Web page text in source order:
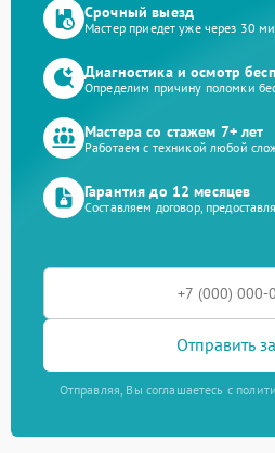
Срочный выезд
Мастер приедет уже через 30
Диагностика и осмотр
Определим причину поломки
Мастера со стажем 7+ лет
Работаем с техникой любой
Гарантия до 12 месяцев
Составляем договор,
Отправить
Отправляя, Вы соглашаетесь с